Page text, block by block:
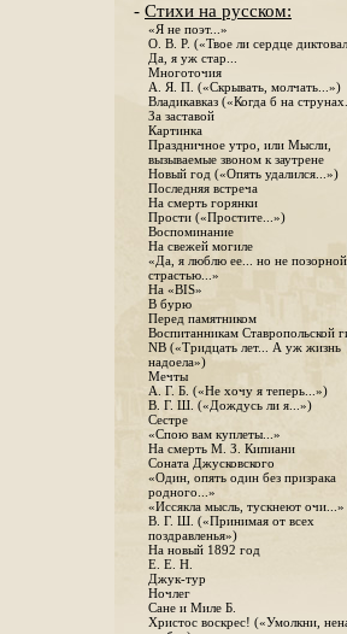
- Стихи на русском:
«Я не поэт...»
О. В. Р. («Твое ли сердце
Да, я уж стар...
Многоточия
А. Я. П. («Скрывать, молчать...»)
Владикавказ («Когда б на
За заставой
Картинка
Праздничное утро, или Мысли,
вызываемые звоном к заутрене
Новый год («Опять удалился...»)
Последняя встреча
На смерть горянки
Прости («Простите...»)
Воспоминание
На свежей могиле
«Да, я люблю ее... но не позорной
страстью...»
На «BIS»
В бурю
Перед памятником
Воспитанникам Ставропольской
NB («Тридцать лет... А уж жизнь
надоела»)
Мечты
А. Г. Б. («Не хочу я теперь...»)
В. Г. Ш. («Дождусь ли я...»)
Сестре
«Спою вам куплеты...»
На смерть М. З. Кипиани
Соната Джусковского
«Один, опять один без призрака
родного...»
«Иссякла мысль, тускнеют очи...»
В. Г. Ш. («Принимая от всех
поздравленья»)
На новый 1892 год
Е. Е. Н.
Джук-тур
Ночлег
Сане и Миле Б.
Христос воскрес! («Умолкни,